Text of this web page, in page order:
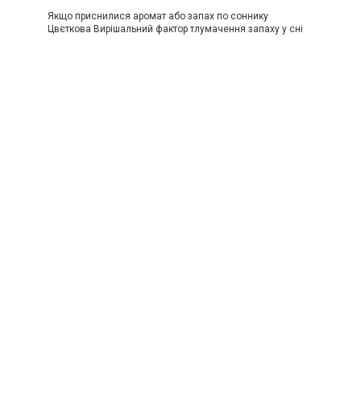
Якщо приснилися аромат або запах по соннику
Цвєткова Вирішальний фактор тлумачення запаху у сні